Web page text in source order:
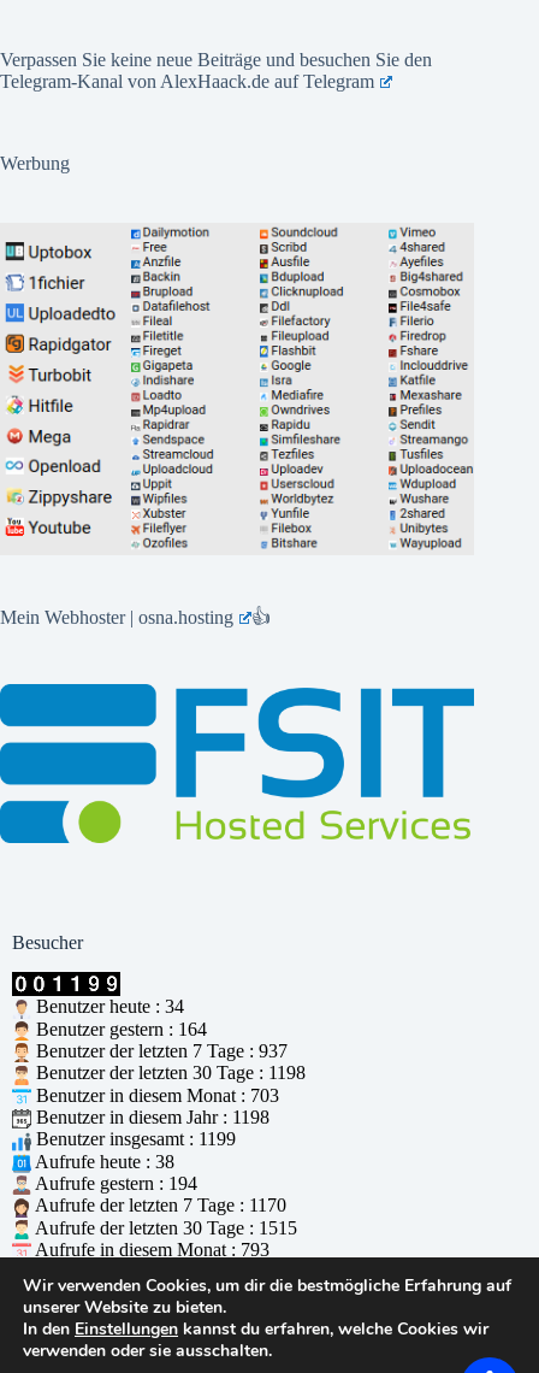
Verpassen Sie keine neue Beiträge und besuchen Sie den
Telegram-Kanal von AlexHaack.de aufTelegram
Werbung
Mein Webhoster | osna.hosting 👍
Besucher
Benutzer heute : 34
Benutzer gestern : 164
Benutzer der letzten 7 Tage : 937
Benutzer der letzten 30 Tage : 1198
Benutzer in diesem Monat : 703
Benutzer in diesem Jahr : 1198
Benutzer insgesamt : 1199
Aufrufe heute : 38
Aufrufe gestern : 194
Aufrufe der letzten 7 Tage : 1170
Aufrufe der letzten 30 Tage : 1515
Aufrufe in diesem Monat : 793
Aufrufe insgesamt : 1516
Wer ist online : 0
Unterstützt durchWPS Visitor Counter
Wir verwenden Cookies, um dir die bestmögliche Erfahrung auf
unserer Website zu bieten.
In den Einstellungen kannst du erfahren, welche Cookies wir
verwenden oder sie ausschalten.